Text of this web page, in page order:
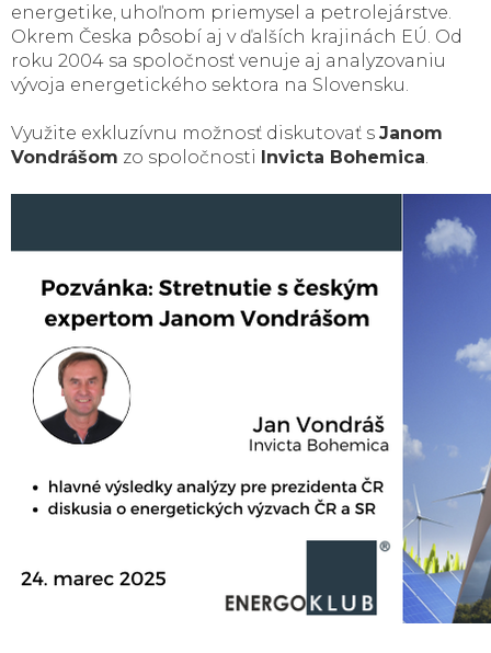
energetike, uhoľnom priemysel a petrolejárstve.
Okrem Česka pôsobí aj v ďalších krajinách EÚ. Od
roku 2004 sa spoločnosť venuje aj analyzovaniu
vývoja energetického sektora na Slovensku.
Využite exkluzívnu možnosť diskutovať s Janom
Vondrášom zo spoločnosti Invicta Bohemica.